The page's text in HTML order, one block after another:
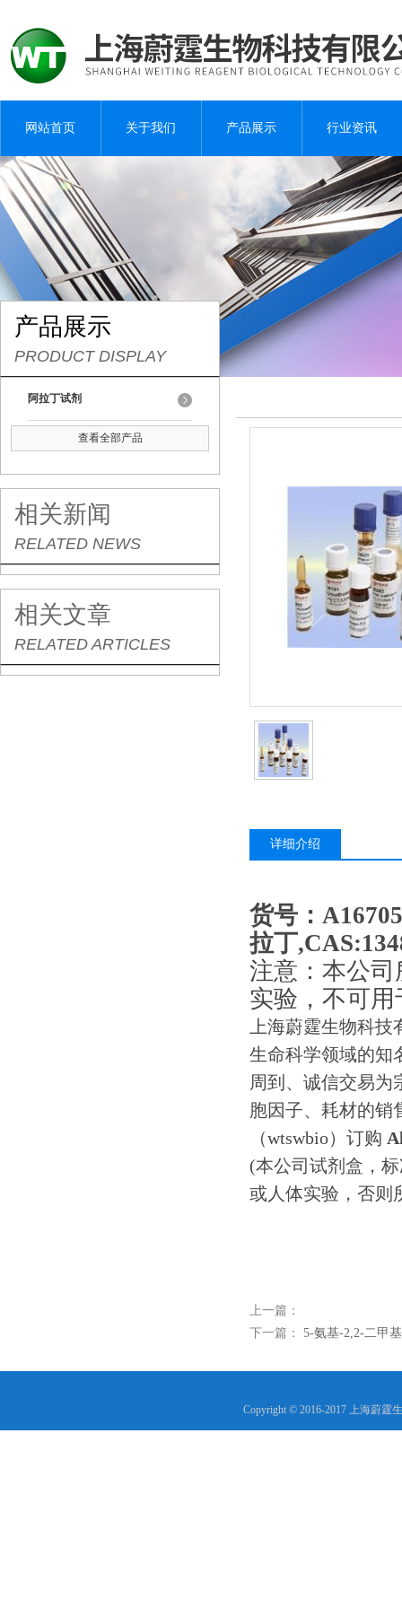
网站首页 关于我们 产品展示 行业资讯
产品展示
PRODUCT DISPLAY
阿拉丁试剂
查看全部产品
相关新闻
RELATED NEWS
相关文章
RELATED ARTICLES
详细介绍
货号：
拉丁
注意：本公
实验，不可
上海蔚霆生物科
生命科学领域的知
周到、诚信交易为
胞因子、耗材的销
（wtswbio）订购
(本公司试剂盒，
或人体实验，否则
上一篇：
下一篇： 5-氨基-2,2-二甲
Copyright © 2016-2017 上海蔚霆